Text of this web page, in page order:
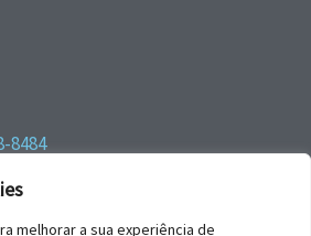
melhorar a sua experiência de
8484
8484